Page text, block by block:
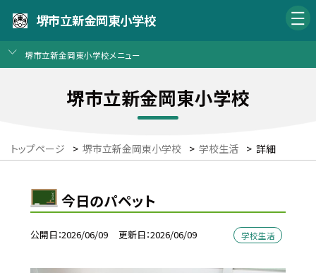
堺市立新金岡東小学校
堺市立新金岡東小学校メニュー
堺市立新金岡東小学校
トップページ > 堺市立新金岡東小学校 > 学校生活 > 詳細
今日のパペット
公開日 2026/06/09 更新日 2026/06/09 学校生活